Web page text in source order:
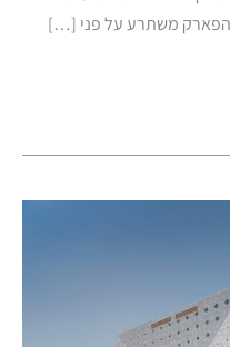
הפארק משתרע על פני […]